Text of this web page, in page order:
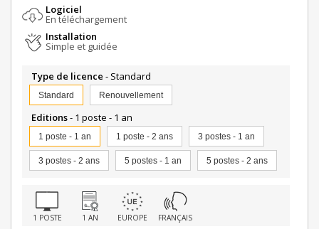
Logiciel
En téléchargement
Installation
Simple et guidée
Type de licence - Standard
Standard Renouvellement
Editions- 1 poste - 1 an
1 poste - 1 an 1 poste - 2 ans 3 postes - 1 an
3 postes - 2 ans 5 postes - 1 an 5 postes - 2 ans
1 POSTE 1 AN EUROPE FRANÇAIS